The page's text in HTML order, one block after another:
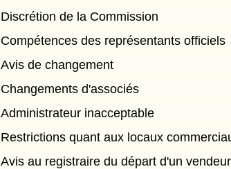
Discrétion de la Commission
Compétences des représentants officiels
Avis de changement
Changements d'associés
Administrateur inacceptable
Restrictions quant aux locaux
Avis au registraire du départ d'un